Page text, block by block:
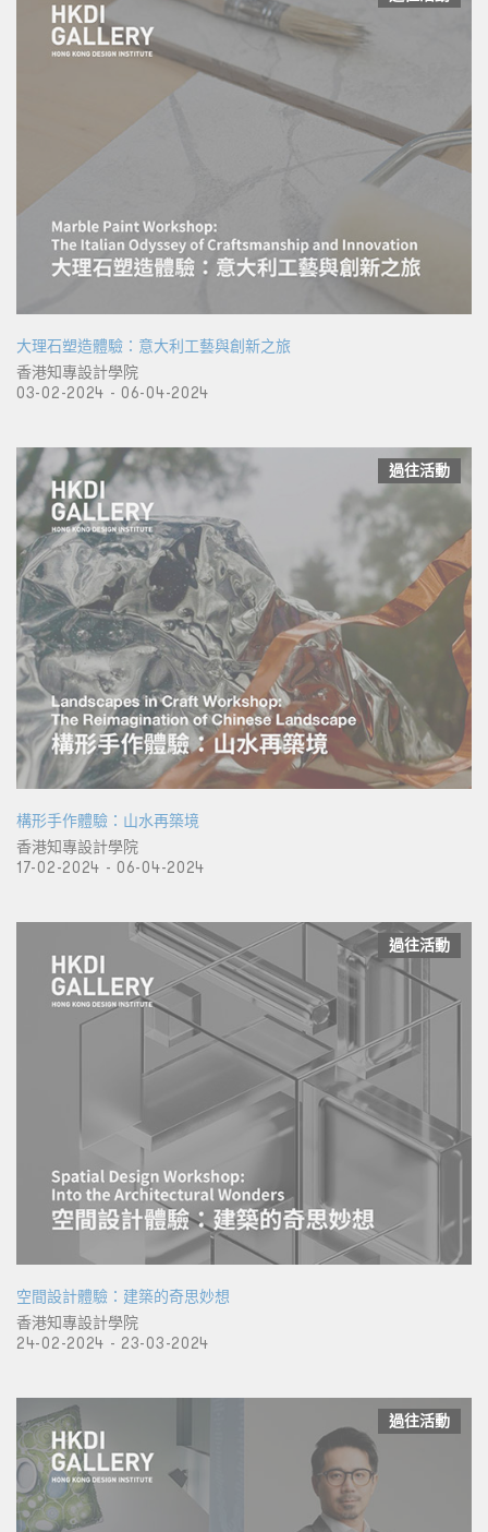
大理石塑造體驗：意大利工藝與創新之旅
香港知專設計學院
03-02-2024 - 06-04-2024
過往活動
構形手作體驗：山水再築境
香港知專設計學院
17-02-2024 - 06-04-2024
過往活動
空間設計體驗：建築的奇思妙想
香港知專設計學院
24-02-2024 - 23-03-2024
過往活動